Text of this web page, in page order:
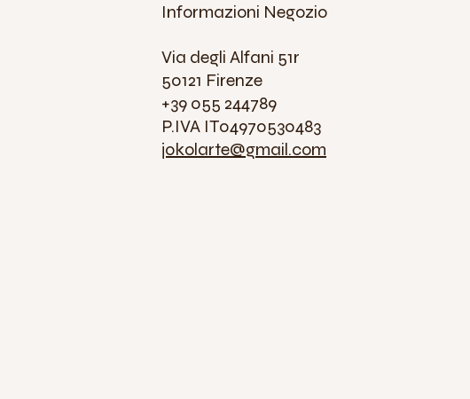
Informazioni Negozio
Via degli Alfani 51r
50121 Firenze
+39 055 244789
P.IVA IT04970530483
jokolarte@gmail.com